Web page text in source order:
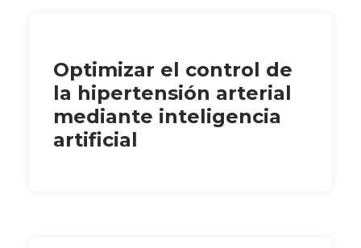
Optimizar el control de
la hipertensión arterial
mediante inteligencia
artificial